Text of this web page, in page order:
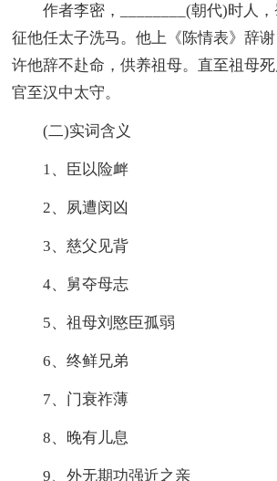
作者李密，________(朝代)时人
征他任太子洗马。他上《陈情表》辞
许他辞不赴命，供养祖母。直至祖母死
官至汉中太守。
(二)实词含义
1、臣以险衅
2、夙遭闵凶
3、慈父见背
4、舅夺母志
5、祖母刘愍臣孤弱
6、终鲜兄弟
7、门衰祚薄
8、晚有儿息
9、外无期功强近之亲